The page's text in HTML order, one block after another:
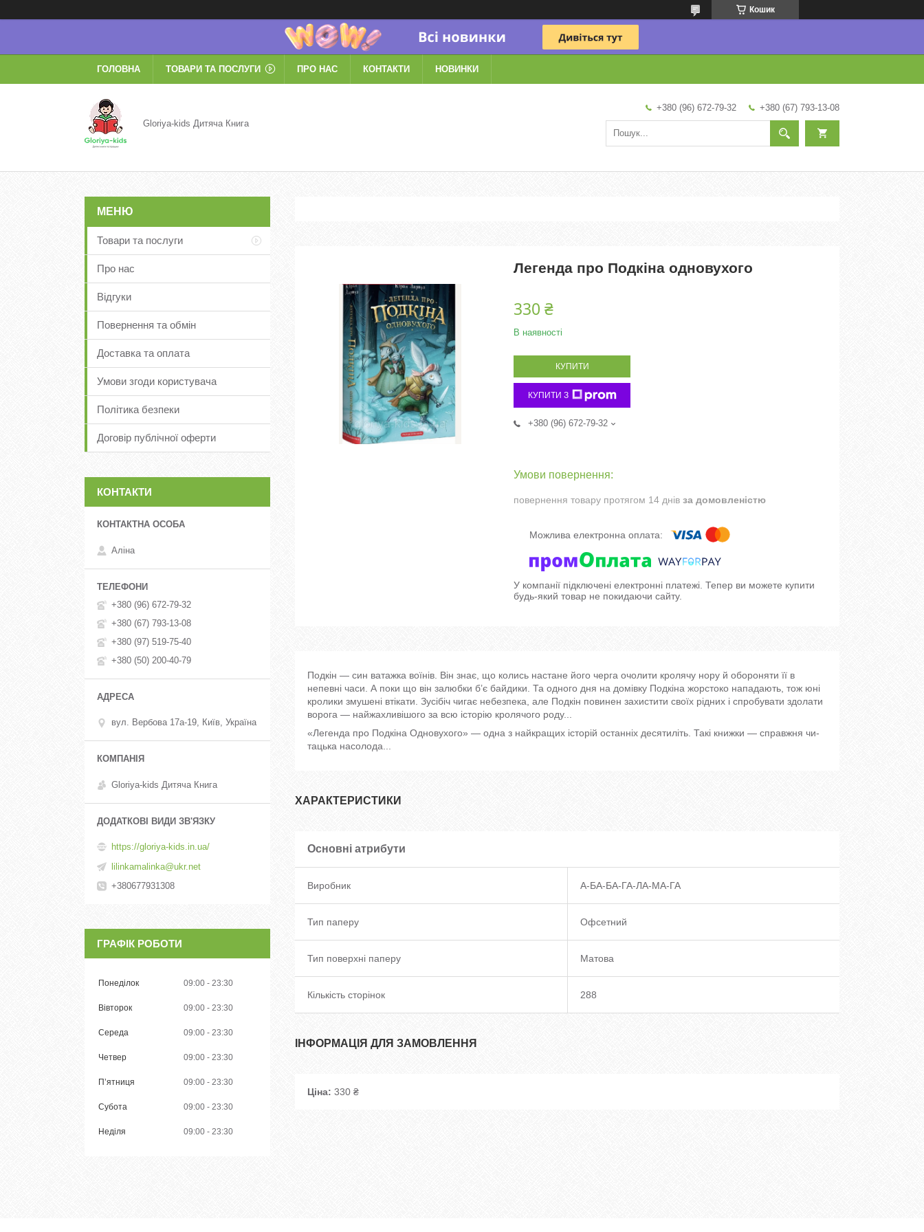
Кошик
ГОЛОВНА ТОВАРИ ТА ПОСЛУГИ ПРО НАС КОНТАКТИ НОВИНКИ
Gloriya-kids Дитяча Книга
+380 (96) 672-79-32 +380 (67) 793-13-08
Легенда про Подкіна одновухого
330 ₴
В наявності
КУПИТИ
КУПИТИ З
+380 (96) 672-79-32
повернення товару протягом 14 днів за домовленістю
У компанії підключені електронні платежі. Тепер ви можете купити
будь-який товар не покидаючи сайту.
Подкін — син ватажка воїнів. Він знає, що колись настане його черга очолити кролячу нору й обороняти її в
непевні часи. А поки що він залюбки б’є байдики. Та одного дня на домівку Подкіна жорстоко нападають, тож юні
кролики змушені втікати. Зусібіч чигає небезпека, але Подкін повинен захис­тити своїх рідних і спробувати здолати
ворога — найжахливішого за всю історію кролячого роду...
«Легенда про Подкіна Одновухого» — одна з найкращих історій останніх десятиліть. Такі книжки — справжня чи­
тацька насолода...
ХАРАКТЕРИСТИКИ
Основні атрибути
Виробник А-БА-БА-ГА-ЛА-МА-ГА
Тип паперу Офсетний
Тип поверхні паперу Матова
Кількість сторінок 288
ІНФОРМАЦІЯ ДЛЯ ЗАМОВЛЕННЯ
Ціна: 330 ₴
Товари та послуги
Про нас
Відгуки
Повернення та обмін
Доставка та оплата
Умови згоди користувача
Політика безпеки
Договір публічної оферти
КОНТАКТИ
Аліна
+380 (96) 672-79-32
+380 (67) 793-13-08
+380 (97) 519-75-40
+380 (50) 200-40-79
вул. Вербова 17а-19, Київ, Україна
Gloriya-kids Дитяча Книга
https://gloriya-kids.in.ua/
lilinkamalinka@ukr.net
+380677931308
ГРАФІК РОБОТИ
Понеділок 09:00 23:30
Вівторок 09:00 23:30
Середа 09:00 23:30
Четвер 09:00 23:30
Пʼятниця 09:00 23:30
Субота 09:00 23:30
Неділя 09:00 23:30